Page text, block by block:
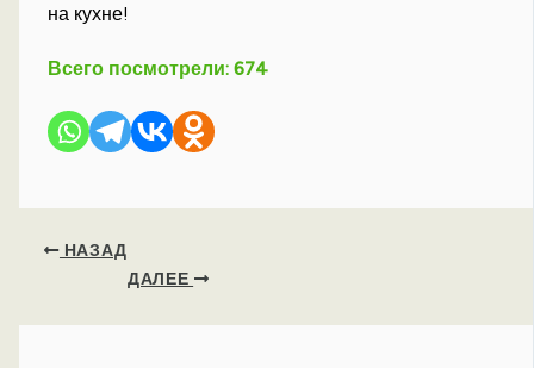
на кухне!
Всего посмотрели: 674
НАЗАД
ДАЛЕЕ